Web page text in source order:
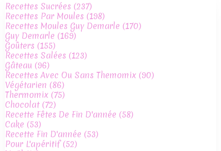
Recettes Sucrées (237)
Recettes Par Moules (198)
Recettes Moules Guy Demarle (170)
Guy Demarle (169)
Goûters (155)
Recettes Salées (123)
Gâteau (96)
Recettes Avec Ou Sans Themomix (90)
Végétarien (86)
Thermomix (75)
Chocolat(72)
Recette Fêtes De Fin D'année (58)
Cake (53)
Recette Fin D'année (53)
Pour L'apéritif(52)